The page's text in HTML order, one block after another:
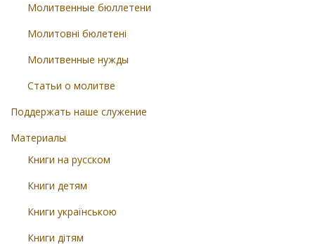
Молитвенные бюллетени
Молитовні бюлетені
Молитвенные нужды
Статьи о молитве
Поддержать наше служение
Материалы
Книги на русском
Книги детям
Книги українською
Книги дітям